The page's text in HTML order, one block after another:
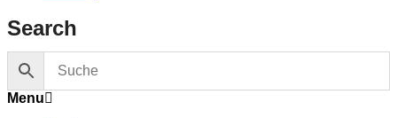
Search
Menu